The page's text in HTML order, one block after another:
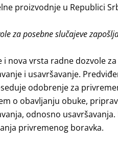
proizvodnje u Republici
za posebne slučajeve
i nova vrsta radne dozvole
i usavršavanje.
odobrenje za
o obavljanju obuke,
odnosno
privremenog boravka.